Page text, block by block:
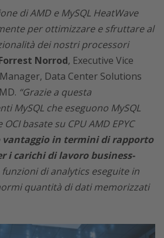
di AMD e MySQL HeatWave
per ottimizzare e sfruttare al
dei nostri processori
Norrod, Executive Vice
Data Center Solutions
“Grazie a questa
MySQL che eseguono MySQL
basate su CPU AMD EPYC
in termini di rapporto
i carichi di lavoro business-
di analytics eseguite in
quantità di dati memorizzati